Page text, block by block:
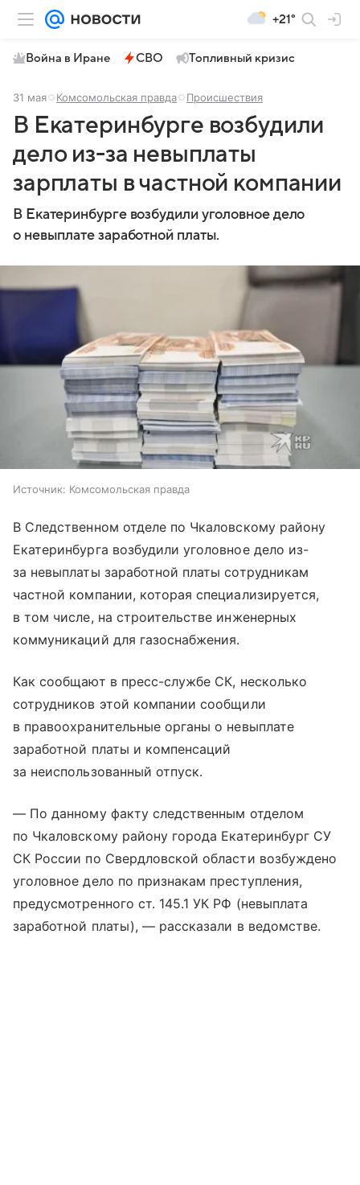
+21°
Война в Иране СВО Топливный кризис
31 мая Комсомольская правда Происшествия
В Екатеринбурге возбудили
дело из-за невыплаты
зарплаты в частной компании
В Екатеринбурге возбудили уголовное дело
о невыплате заработной платы.
Источник: Комсомольская правда
В Следственном отделе по Чкаловскому району
Екатеринбурга возбудили уголовное дело из-
за невыплаты заработной платы сотрудникам
частной компании, которая специализируется,
в том числе, на строительстве инженерных
коммуникаций для газоснабжения.
Как сообщают в пресс-службе СК, несколько
сотрудников этой компании сообщили
в правоохранительные органы о невыплате
заработной платы и компенсаций
за неиспользованный отпуск.
— По данному факту следственным отделом
по Чкаловскому району города Екатеринбург СУ
СК России по Свердловской области возбуждено
уголовное дело по признакам преступления,
предусмотренного ст. 145.1 УК РФ (невыплата
заработной платы), — рассказали в ведомстве.